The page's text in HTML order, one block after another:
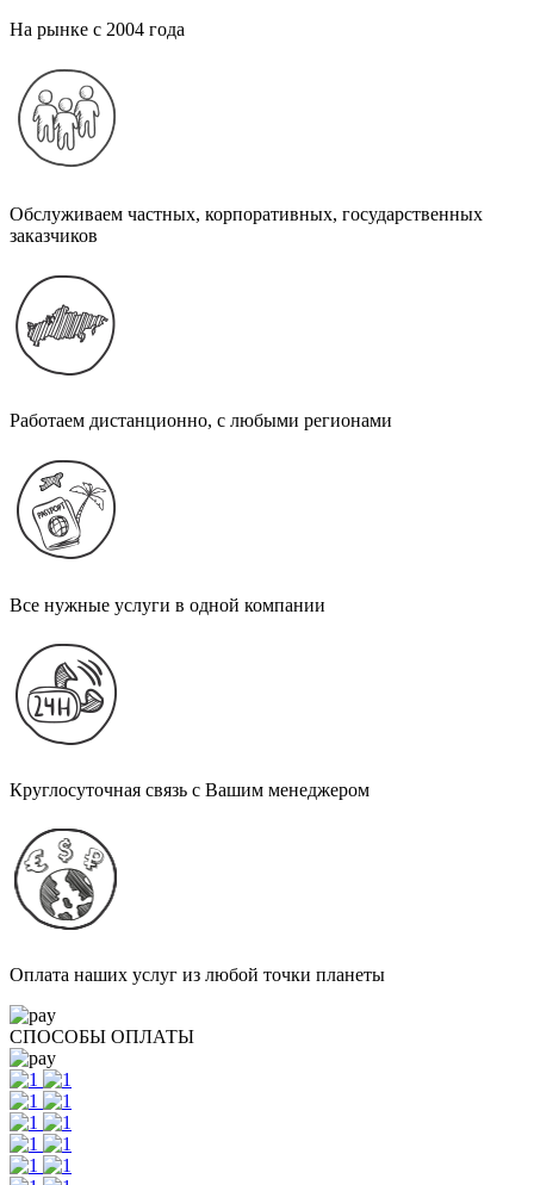
На рынке с 2004 года
Обслуживаем частных, корпоративных, государственных
заказчиков
Работаем дистанционно, с любыми регионами
Все нужные услуги в одной компании
Круглосуточная связь с Вашим менеджером
Оплата наших услуг из любой точки планеты
СПОСОБЫ ОПЛАТЫ